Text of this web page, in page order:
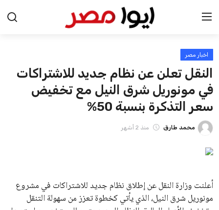
الرئيسية
اخبار مصر
عرب وعالم
اقتصاد
اخبار الرياضة
منوعات
فن وثقافة
اخبار مصر
النقل تعلن عن نظام جديد للاشتراكات
في مونوريل شرق النيل مع تخفيض
سعر التذكرة بنسبة 50%
محمد طارق منذ 2 أشهر
أعلنت وزارة النقل عن إطلاق نظام جديد للاشتراكات في مشروع
مونوريل شرق النيل، الذي يأتي كخطوة تعزز من سهولة التنقل